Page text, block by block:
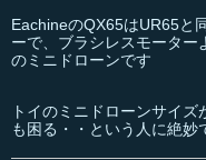
EachineのQX65はUR65と
ーで、ブラシレスモーター
のミニドローンです
トイのミニドローンサイ
も困る・・という人に絶妙